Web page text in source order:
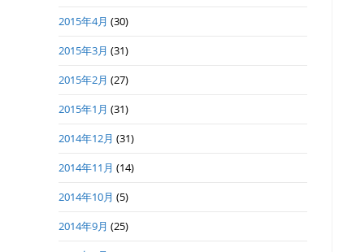
2015年4月 (30)
2015年3月 (31)
2015年2月 (27)
2015年1月 (31)
2014年12月 (31)
2014年11月 (14)
2014年10月 (5)
2014年9月 (25)